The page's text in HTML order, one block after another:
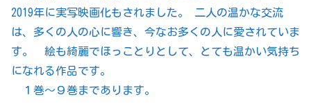
2019年に実写映画化もされました。 二人の温かな交流
は、多くの人の心に響き、今なお多くの人に愛されていま
す。 絵も綺麗でほっことりとして、とても温かい気持ち
になれる作品です。
１巻～９巻まであります。